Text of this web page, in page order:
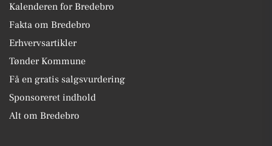
Kalenderen for Bredebro
Fakta om Bredebro
Erhvervsartikler
Tønder Kommune
Få en gratis salgsvurdering
Sponsoreret indhold
Alt om Bredebro